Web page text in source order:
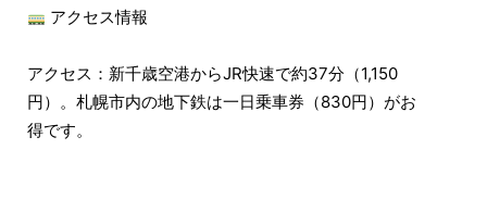
アクセス情報
アクセス：新千歳空港からJR快速で約37分（1,150
円）。札幌市内の地下鉄は一日乗車券（830円）がお
得です。